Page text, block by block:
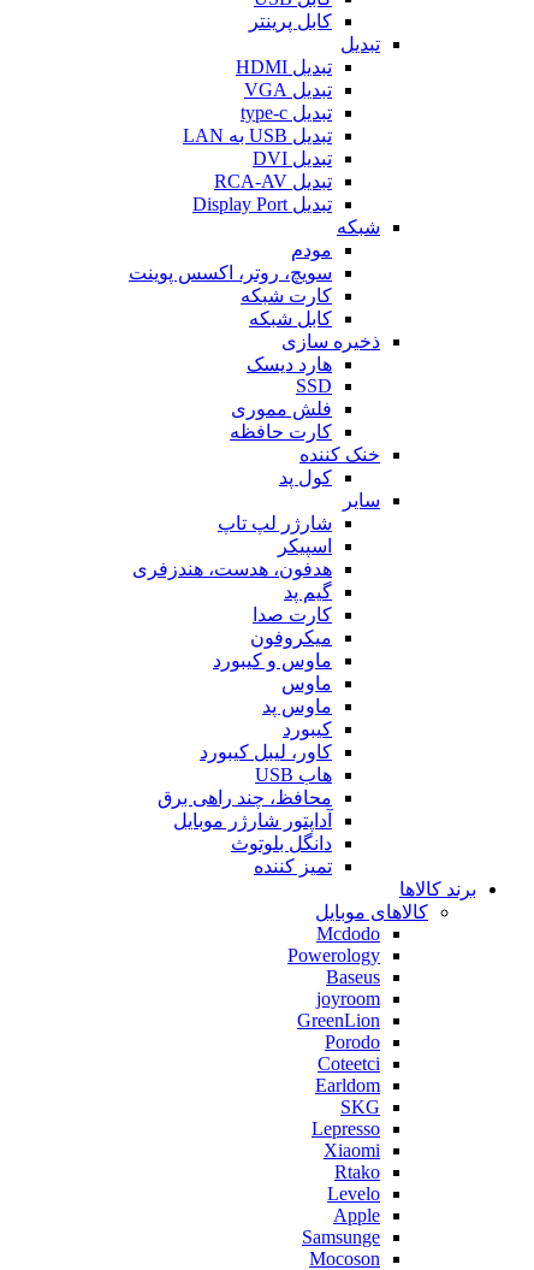
کابل پرینتر
تبدیل
تبدیل HDMI
تبدیل VGA
تبدیل type-c
تبدیل USB به LAN
تبدیل DVI
تبدیل RCA-AV
تبدیل Display Port
شبکه
مودم
سویچ، روتر، اکسس پوینت
کارت شبکه
کابل شبکه
ذخیره سازی
هارد دیسک
SSD
فلش مموری
کارت حافظه
خنک کننده
کول پد
سایر
شارژر لپ تاپ
اسپیکر
هدفون، هدست، هندزفری
گیم پد
کارت صدا
میکروفون
ماوس و کیبورد
ماوس
ماوس پد
کیبورد
کاور، لیبل کیبورد
هاب USB
محافظ، چند راهی برق
آداپتور شارژر موبایل
دانگل بلوتوث
تمیز کننده
برند کالاها
کالاهای موبایل
Mcdodo
Powerology
Baseus
joyroom
GreenLion
Porodo
Coteetci
Earldom
SKG
Lepresso
Xiaomi
Rtako
Levelo
Apple
Samsunge
Mocoson